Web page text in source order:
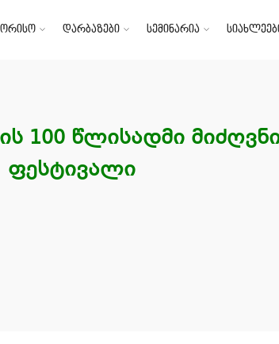
დარბაზები სემინარია
100 წლისადმი
ფესტივალი